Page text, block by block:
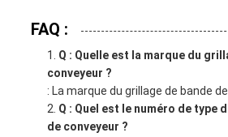
FAQ :
Q : Quelle est la marque du
conveyeur ?
: La marque du grillage de bande
Q : Quel est le numéro de type
de conveyeur ?